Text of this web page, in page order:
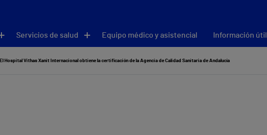
Servicios de salud Equipo médico y asistencial Información útil
El Hospital Vithas Xanit Internacional obtiene la certificación de la Agencia de Calidad Sanitaria de Andalucía